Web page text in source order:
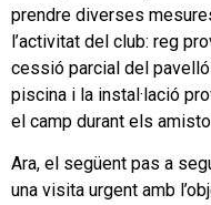
prendre diverses
l’activitat del club: reg
cessió parcial del
piscina i la instal·lació
el camp durant els
Ara, el següent pas a
una visita urgent amb